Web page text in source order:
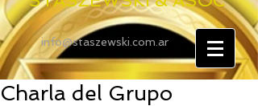
info@staszewski.com.ar
Charla del Grupo